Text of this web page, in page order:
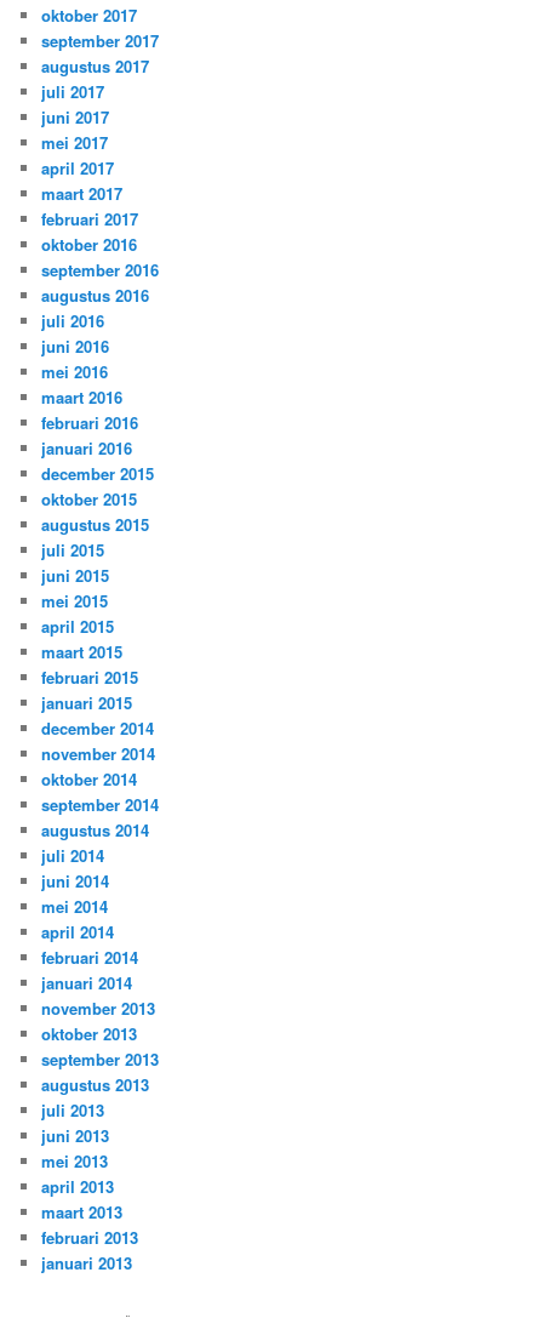
oktober 2017
september 2017
augustus 2017
juli 2017
juni 2017
mei 2017
april 2017
maart 2017
februari 2017
oktober 2016
september 2016
augustus 2016
juli 2016
juni 2016
mei 2016
maart 2016
februari 2016
januari 2016
december 2015
oktober 2015
augustus 2015
juli 2015
juni 2015
mei 2015
april 2015
maart 2015
februari 2015
januari 2015
december 2014
november 2014
oktober 2014
september 2014
augustus 2014
juli 2014
juni 2014
mei 2014
april 2014
februari 2014
januari 2014
november 2013
oktober 2013
september 2013
augustus 2013
juli 2013
juni 2013
mei 2013
april 2013
maart 2013
februari 2013
januari 2013